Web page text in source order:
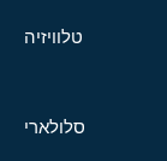
טלוויזיה
סלולארי